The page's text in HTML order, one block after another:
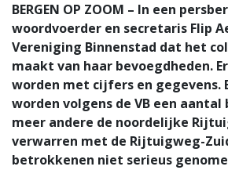
BERGEN OP ZOOM – In een
woordvoerder en secretaris Flip
Vereniging Binnenstad dat het
maakt van haar bevoegdheden.
worden met cijfers en gegevens.
worden volgens de VB een aantal
meer andere de noordelijke
verwarren met de Rijtuigweg-
betrokkenen niet serieus